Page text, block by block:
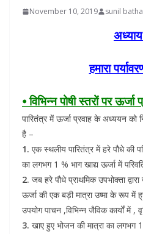
November 10, 2019 sunil
हमारा
⦁ विभिन्न पोषी स्तरों पर
पारितंत्र में ऊर्जा प्रवाह के अध्ययन
है –
1. एक स्थलीय पारितंत्र में हरे पौधे की
का लगभग 1 % भाग खाद्य ऊर्जा में
2. जब हरे पौधे प्राथमिक उपभोक्ता
ऊर्जा की एक बड़ी मात्रा उष्मा के रूप में
उपयोग पाचन ,विभिन्न जैविक कार्यों में ,
3. खाए हुए भोजन की मात्रा का लगभग